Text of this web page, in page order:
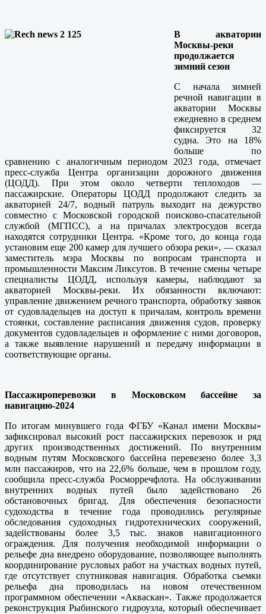
В акватории
Москвы-реки
продолжается
зимний сезон
С начала зимней
речной навигации в
акватории Москвы
ежедневно в среднем
фиксируется 32
судна. Это на 18%
больше по
сравнению с аналогичным периодом 2023 года, отмечает
пресс-служба Центра организации дорожного движения
(ЦОДД). При этом около четверти теплоходов —
пассажирские. Операторы ЦОДД продолжают следить за
акваторией 24/7, водный патруль выходит на дежурство
совместно с Московской городской поисково-спасательной
службой (МГПСС), а на причалах электросудов всегда
находятся сотрудники Центра. «Кроме того, до конца года
установим еще 200 камер для лучшего обзора реки», — сказал
заместитель мэра Москвы по вопросам транспорта и
промышленности Максим Ликсутов. В течение смены четыре
специалисты ЦОДД, используя камеры, наблюдают за
акваторией Москвы-реки. Их обязанности включают:
управление движением речного транспорта, обработку заявок
от судовладельцев на доступ к причалам, контроль времени
стоянки, составление расписания движения судов, проверку
документов судовладельцев и оформление с ними договоров,
а также выявление нарушений и передачу информации в
соответствующие органы.
Пассажироперевозки в Московском бассейне за
навигацию-2024
По итогам минувшего года ФГБУ «Канал имени Москвы»
зафиксировал высокий рост пассажирских перевозок и ряд
других производственных достижений. По внутренним
водным путям Московского бассейна перевезено более 3,3
млн пассажиров, что на 22,6% больше, чем в прошлом году,
сообщила пресс-служба Росморречфлота. На обслуживании
внутренних водных путей было задействовано 26
обстановочных бригад. Для обеспечения безопасности
судоходства в течение года проводились регулярные
обследования судоходных гидротехнических сооружений,
задействованы более 3,5 тыс. знаков навигационного
ограждения. Для получения необходимой информации о
рельефе дна внедрено оборудование, позволяющее выполнять
координирование русловых работ на участках водных путей,
где отсутствует спутниковая навигация. Обработка съемки
рельефа дна проводилась на новом отечественном
программном обеспечении «Акваскан». Также продолжается
реконструкция Рыбинского гидроузла, который обеспечивает